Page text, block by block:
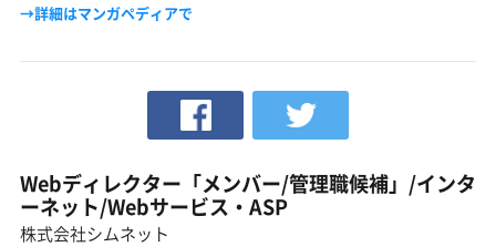
→詳細はマンガペディアで
Webディレクター「メンバー/管理職候補」/インタ
ーネット/Webサービス・ASP
株式会社シムネット